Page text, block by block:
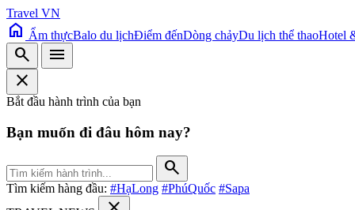
Travel VN
home Ẩm thựcBalo du lịchĐiểm đếnDòng chảyDu lịch thể thaoHotel
search
menu
close
Bắt đầu hành trình của bạn
Bạn muốn đi đâu hôm nay?
search
Tìm kiếm hàng đầu: #HạLong #PhúQuốc #Sapa